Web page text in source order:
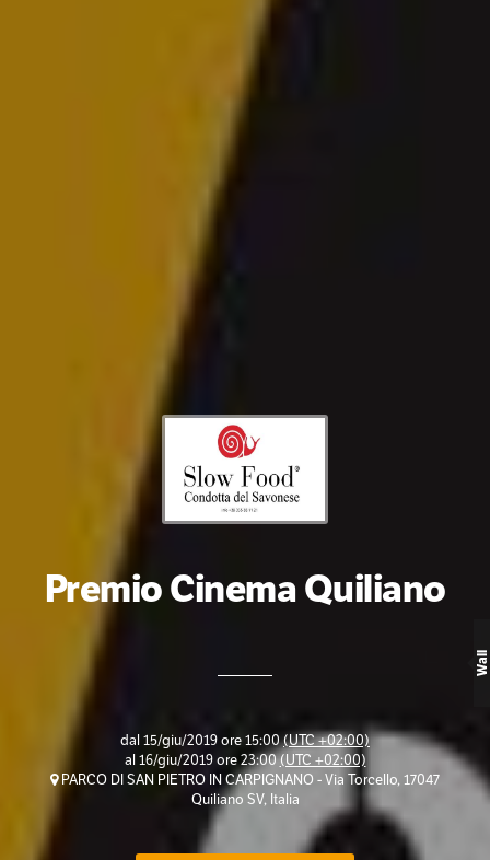
Premio Cinema Quiliano
dal15/giu/2019 ore 15:00(UTC +02:00)
al16/giu/2019 ore 23:00(UTC +02:00)
PARCO DI SAN PIETRO IN CARPIGNANO - Via Torcello, 17047
Quiliano SV, Italia
Wall